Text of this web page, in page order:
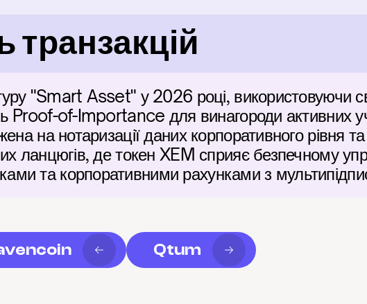
транзакцій
"Smart Asset" у 2026 році, використовуючи
Proof-of-Importance для винагороди активних
на нотаризації даних корпоративного рівня та
ланцюгів, де токен XEM сприяє безпечному
та корпоративними рахунками з
Qtum